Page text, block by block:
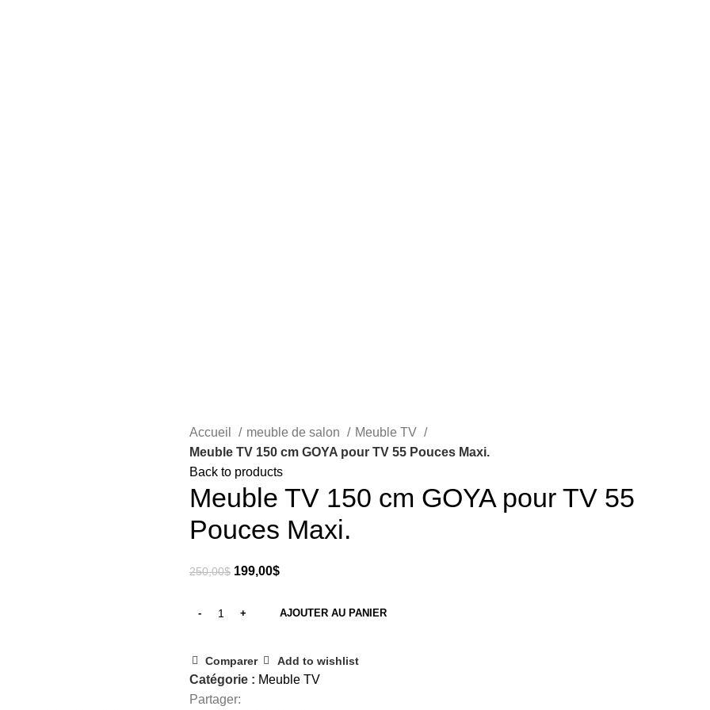
Accueil meuble de salon
Meuble TV
Meuble TV 150 cm GOYA pour TV 55 Pouces Maxi.
Back to products
Meuble TV 150 cm GOYA pour TV 55
Pouces Maxi.
250,00$ 199,00$
AJOUTER AU PANIER
Comparer Add to wishlist
Catégorie : Meuble TV
Partager: